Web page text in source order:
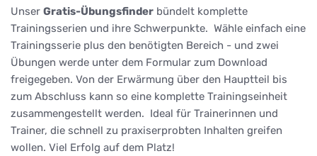
Unser Gratis-Übungsfinder bündelt komplette
Trainingsserien und ihre Schwerpunkte. Wähle einfach eine
Trainingsserie plus den benötigten Bereich - und zwei
Übungen werde unter dem Formular zum Download
freigegeben. Von der Erwärmung über den Hauptteil bis
zum Abschluss kann so eine komplette Trainingseinheit
zusammengestellt werden. Ideal für Trainerinnen und
Trainer, die schnell zu praxiserprobten Inhalten greifen
wollen. Viel Erfolg auf dem Platz!